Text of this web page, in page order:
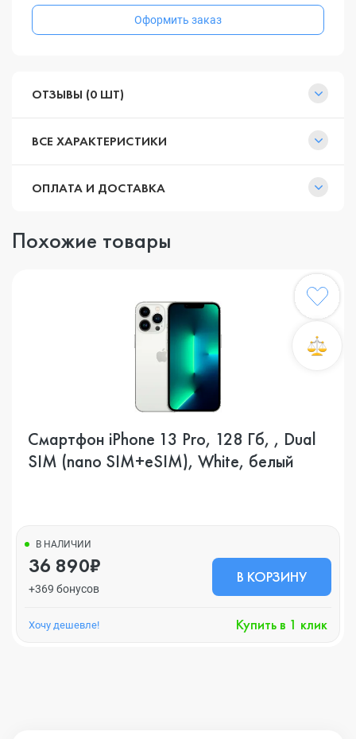
Оформить заказ
ОТЗЫВЫ (0 ШТ)
ВСЕ ХАРАКТЕРИСТИКИ
ОПЛАТА И ДОСТАВКА
Похожие товары
Смартфон iPhone 13 Pro, 128 Гб, , Dual
SIM (nano SIM+eSIM), White, белый
В НАЛИЧИИ
36 890₽
+369 бонусов
В КОРЗИНУ
Хочу дешевле! Купить в 1 клик